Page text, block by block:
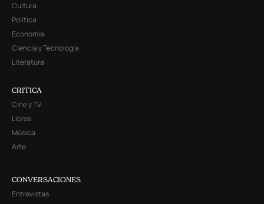
Cultura
Política
Economía
Ciencia y Tecnología
Literatura
CRITICA
Cine y TV
Libros
Música
Arte
CONVERSACIONES
Entrevistas